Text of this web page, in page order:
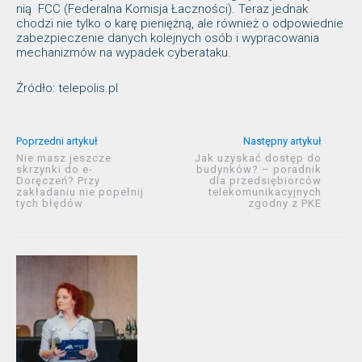
nią FCC (Federalna Komisja Łaczności). Teraz jednak
chodzi nie tylko o karę pieniężną, ale również o odpowiednie
zabezpieczenie danych kolejnych osób i wypracowania
mechanizmów na wypadek cyberataku.
Źródło: telepolis.pl
Poprzedni artykuł
Nie masz jeszcze
skrzynki do e-
Doręczeń? Przy
zakładaniu nie popełnij
tych błędów
Następny artykuł
Jak uzyskać dostęp do
budynków? – poradnik
dla przedsiębiorców
telekomunikacyjnych
zgodny z PKE